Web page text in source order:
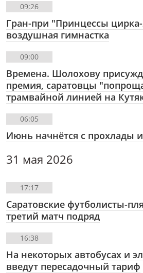
09:26
Гран-при "Принцессы
воздушная гимнастка
09:00
Времена. Шолохову
премия, саратовцы
трамвайной линией на
06:05
Июнь начнётся с прохлады
31 мая 2026
17:17
Саратовские футболисты-
третий матч подряд
16:38
На некоторых автобусах и
введут пересадочный тариф